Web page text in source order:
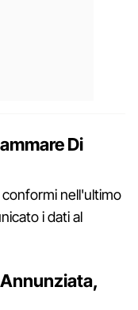
Di
nell'ultimo
i dati al